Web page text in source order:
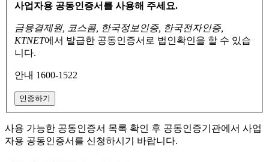
사업자용 공동인증서를 사용해 주세요.
금융결제원, 코스콤, 한국정보인증, 한국전자인증,
KTNET에서 발급한 공동인증서로 법인확인을 할 수 있습
니다.
안내 1600-1522
인증하기
사용 가능한 공동인증서 목록 확인 후 공동인증기관에서 사업
자용 공동인증서를 신청하시기 바랍니다.